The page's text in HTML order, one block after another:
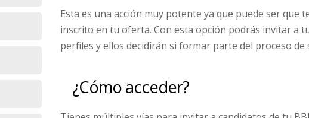
Esta es una acción muy potente ya que puede ser que
inscrito en tu oferta. Con esta opción podrás invitar a
perfiles y ellos decidirán si formar parte del proceso de
¿Cómo acceder?